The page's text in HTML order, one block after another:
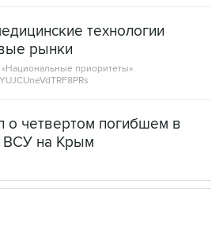
технологии
рынки
приоритеты».
о четвертом погибшем в
ВСУ на Крым